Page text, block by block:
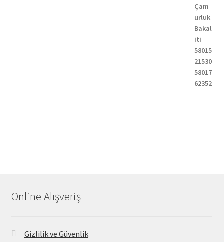
Online Alışveriş
Gizlilik ve Güvenlik